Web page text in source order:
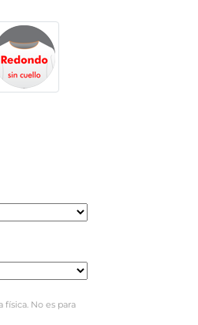
No es para